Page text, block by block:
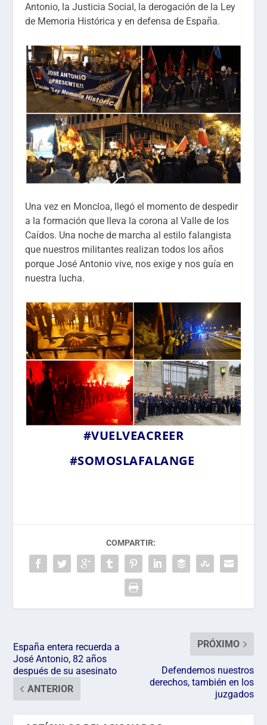
Antonio, la Justicia Social, la derogación de la Ley
de Memoria Histórica y en defensa de España.
Una vez en Moncloa, llegó el momento de despedir
a la formación que lleva la corona al Valle de los
Caídos. Una noche de marcha al estilo falangista
que nuestros militantes realizan todos los años
porque José Antonio vive, nos exige y nos guía en
nuestra lucha.
#VUELVEACREER
#SOMOSLAFALANGE
COMPARTIR:
España entera recuerda a
José Antonio, 82 años
después de su asesinato
ANTERIOR
PRÓXIMO
Defendemos nuestros
derechos, también en los
juzgados